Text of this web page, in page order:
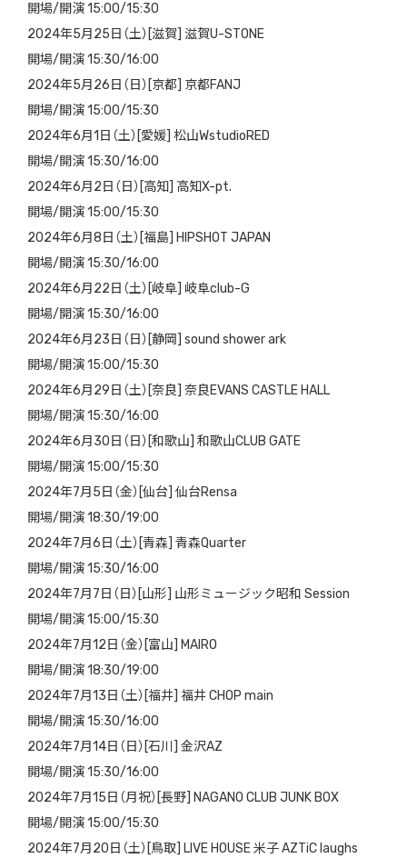
開場/開演 15:00/15:30
2024年5月25日（土）[滋賀] 滋賀U-STONE
開場/開演 15:30/16:00
2024年5月26日（日）[京都] 京都FANJ
開場/開演 15:00/15:30
2024年6月1日（土）[愛媛] 松山WstudioRED
開場/開演 15:30/16:00
2024年6月2日（日）[高知] 高知X-pt.
開場/開演 15:00/15:30
2024年6月8日（土）[福島] HIPSHOT JAPAN
開場/開演 15:30/16:00
2024年6月22日（土）[岐阜] 岐阜club-G
開場/開演 15:30/16:00
2024年6月23日（日）[静岡] sound shower ark
開場/開演 15:00/15:30
2024年6月29日（土）[奈良] 奈良EVANS CASTLE HALL
開場/開演 15:30/16:00
2024年6月30日（日）[和歌山] 和歌山CLUB GATE
開場/開演 15:00/15:30
2024年7月5日（金）[仙台] 仙台Rensa
開場/開演 18:30/19:00
2024年7月6日（土）[青森] 青森Quarter
開場/開演 15:30/16:00
2024年7月7日（日）[山形] 山形ミュージック昭和 Session
開場/開演 15:00/15:30
2024年7月12日（金）[富山] MAIRO
開場/開演 18:30/19:00
2024年7月13日（土）[福井] 福井 CHOP main
開場/開演 15:30/16:00
2024年7月14日（日）[石川] 金沢AZ
開場/開演 15:30/16:00
2024年7月15日（月祝）[長野] NAGANO CLUB JUNK BOX
開場/開演 15:00/15:30
2024年7月20日（土）[鳥取] LIVE HOUSE 米子 AZTiC laughs